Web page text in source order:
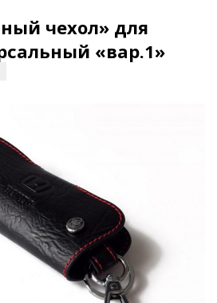
чехол» для
«вар.1»